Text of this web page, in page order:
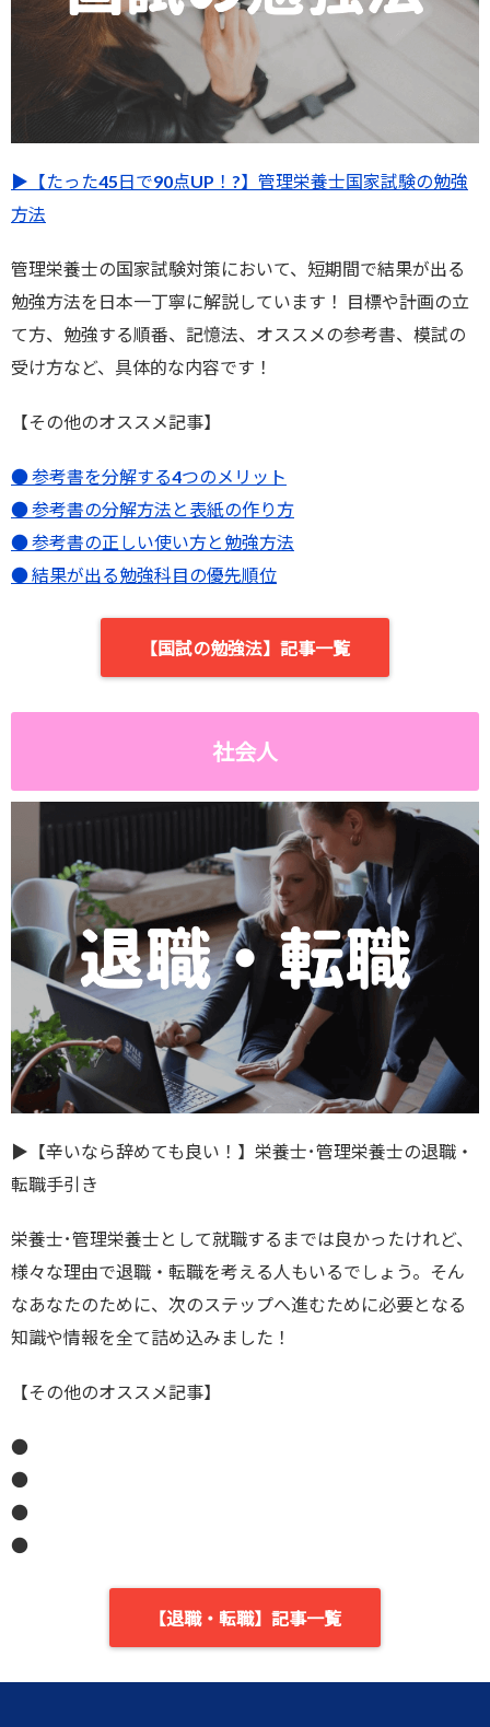
▶︎【たった45日で90点UP！?】管理栄養士国家試験の勉強
方法
管理栄養士の国家試験対策において、短期間で結果が出る
勉強方法を日本一丁寧に解説しています！ 目標や計画の立
て方、勉強する順番、記憶法、オススメの参考書、模試の
受け方など、具体的な内容です！
【その他のオススメ記事】
● 参考書を分解する4つのメリット
● 参考書の分解方法と表紙の作り方
● 参考書の正しい使い方と勉強方法
● 結果が出る勉強科目の優先順位
【国試の勉強法】記事一覧
社会人
▶︎【辛いなら辞めても良い！】栄養士･管理栄養士の退職・
転職手引き
栄養士･管理栄養士として就職するまでは良かったけれど、
様々な理由で退職・転職を考える人もいるでしょう。そん
なあなたのために、次のステップへ進むために必要となる
知識や情報を全て詰め込みました！
【その他のオススメ記事】
●
●
●
●
【退職・転職】記事一覧